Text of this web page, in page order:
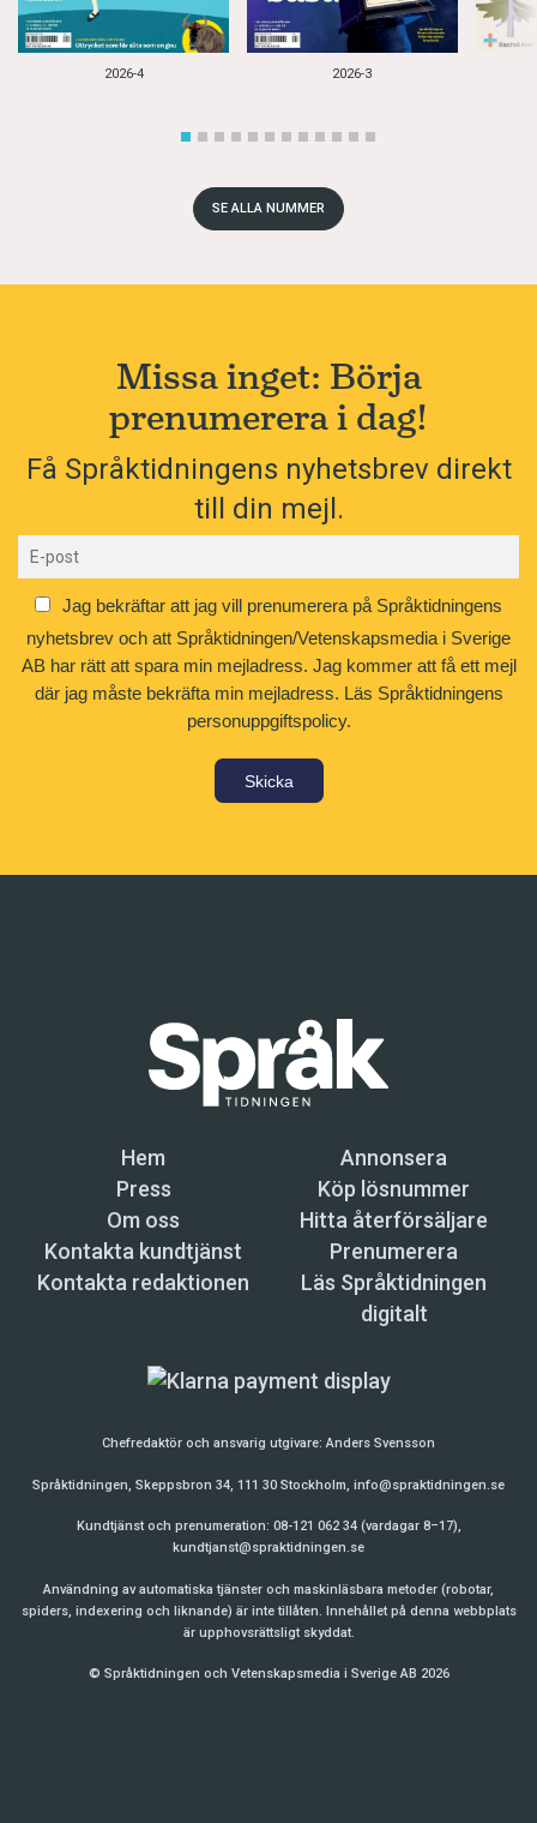
2026-4 2026-3
SE ALLA NUMMER
Missa inget: Börja
prenumerera i dag!
Få Språktidningens nyhetsbrev direkt
till din mejl.
Jag bekräftar att jag vill prenumerera på Språktidningens
nyhetsbrev och att Språktidningen/Vetenskapsmedia i Sverige
AB har rätt att spara min mejladress. Jag kommer att få ett mejl
där jag måste bekräfta min mejladress. Läs Språktidningens
personuppgiftspolicy.
Skicka
Hem
Annonsera
Press
Köp lösnummer
Om oss
Hitta återförsäljare
Kontakta kundtjänst
Prenumerera
Kontakta redaktionen
Läs Språktidningen
digitalt
Chefredaktör och ansvarig utgivare:Anders Svensson
Språktidningen, Skeppsbron 34, 111 30 Stockholm, info@spraktidningen.se
Kundtjänst och prenumeration: 08-121 062 34 (vardagar 8–17),
kundtjanst@spraktidningen.se
Användning av automatiska tjänster och maskinläsbara metoder (robotar,
spiders, indexering och liknande) är inte tillåten. Innehållet på denna webbplats
är upphovsrättsligt skyddat.
© Språktidningen och Vetenskapsmedia i Sverige AB 2026